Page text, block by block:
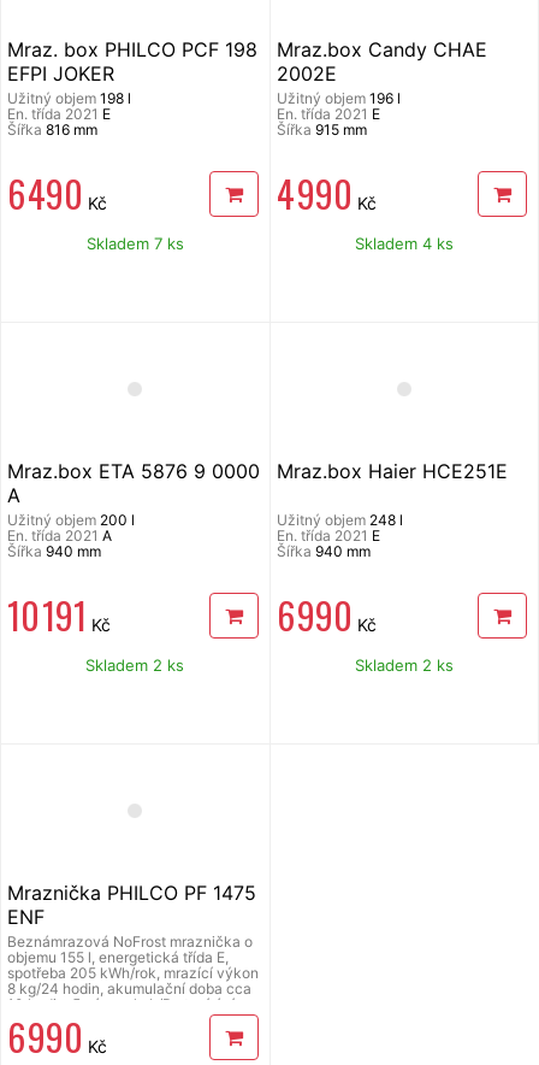
Mraz. box PHILCO PCF 198
EFPI JOKER
Užitný objem 198 l
En. třída 2021 E
Šířka 816 mm
6 490 Kč
Skladem 7 ks
Mraz.box Candy CHAE
2002E
Užitný objem 196 l
En. třída 2021 E
Šířka 915 mm
4 990 Kč
Skladem 4 ks
Mraz.box ETA 5876 9 0000
A
Užitný objem 200 l
En. třída 2021 A
Šířka 940 mm
10 191 Kč
Skladem 2 ks
Mraz.box Haier HCE251E
Užitný objem 248 l
En. třída 2021 E
Šířka 940 mm
6 990 Kč
Skladem 2 ks
Mraznička PHILCO PF 1475
ENF
Beznámrazová NoFrost mraznička o
objemu 155 l, energetická třída E,
spotřeba 205 kWh/rok, mrazící výkon
8 kg/24 hodin, akumulační doba cca
10 hodin, 5 zásuvek, L/P otevírání
dveří, hlučnost 41 dB/C, rozměry (š x
v x h): 559 x 1434 x 614 mm.
6 990 Kč